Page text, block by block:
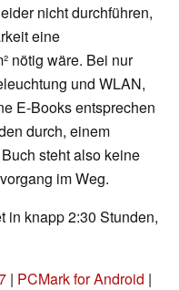
nicht durchführen,
eine
nötig wäre. Bei nur
und WLAN,
E-Books entsprechen
durch, einem
steht also keine
im Weg.
in knapp 2:30 Stunden,
| PCMark for Android |